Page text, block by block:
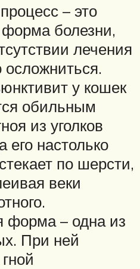
– это
болезни,
лечения
у кошек
обильным
из уголков
его настолько
по шерсти,
веки
форма – одна из
При ней